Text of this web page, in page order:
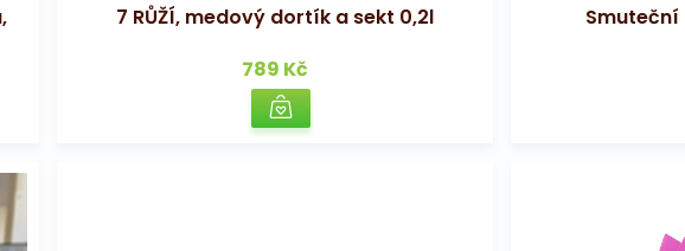
7 RŮŽÍ, medový dortík a sekt 0,2l
789 Kč